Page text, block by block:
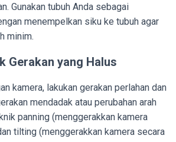
Gunakan tubuh Anda sebagai
menempelkan siku ke tubuh agar
minim.
Gerakan yang Halus
kamera, lakukan gerakan perlahan dan
mendadak atau perubahan arah
panning (menggerakkan kamera
tilting (menggerakkan kamera secara